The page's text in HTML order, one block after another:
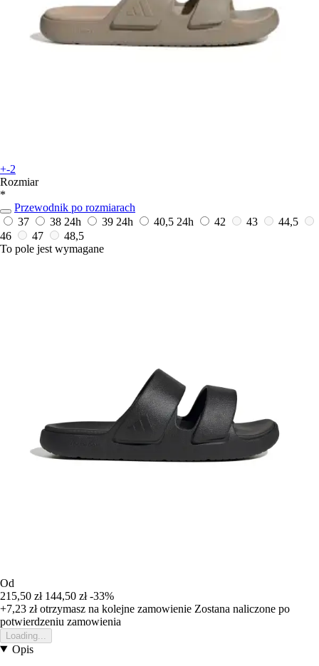
+-2
Rozmiar
*
Przewodnik po rozmiarach
37
38 24h 39 24h 40,5 24h 42 43
44,5
46
47
48,5
To pole jest wymagane
Od
215,50 zł 144,50 zł -33%
+7,23 złotrzymasz na kolejne zamowienie Zostana naliczone po
potwierdzeniu zamowienia
Loading...
Opis